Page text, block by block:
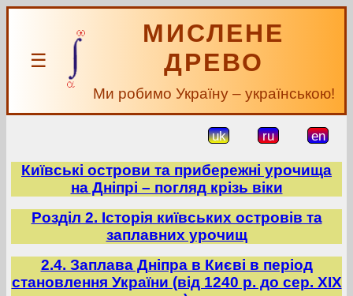
☰
МИСЛЕНЕ
ДРЕВО
Ми робимо Україну – українською!
uk ru en
Київські острови та прибережні урочища
на Дніпрі – погляд крізь віки
Розділ 2. Історія київських островів та
заплавних урочищ
2.4. Заплава Дніпра в Києві в період
становлення України (від 1240 р. до сер. ХІХ